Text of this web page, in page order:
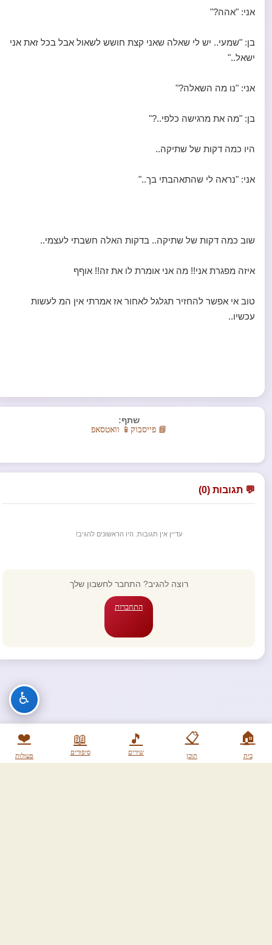
🏠
בית
📋
תוכן
🎵
שירים
📖
סיפורים
❤️
פעולות
אני: "אהה?"
בן: "שמעי.. יש לי שאלה שאני קצת חושש לשאול אבל בכל זאת אני
ישאל.."
אני: "נו מה השאלה?"
בן: "מה את מרגישה כלפי..?"
היו כמה דקות של שתיקה..
אני: "נראה לי שהתאהבתי בך.."
שוב כמה דקות של שתיקה.. בדקות האלה חשבתי לעצמי..
איזה מפגרת אני!! מה אני אומרת לו את זה!! אוףף
טוב אי אפשר להחזיר תגלגל לאחור אז אמרתי אין המ לעשות
עכשיו..
שתף:
📘 פייסבוק 📱 וואטסאפ
💬 תגובות (0)
עדיין אין תגובות. היו הראשונים להגיב!
רוצה להגיב? התחבר לחשבון שלך
התחברות
♿